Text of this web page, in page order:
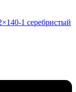
1 серебристый